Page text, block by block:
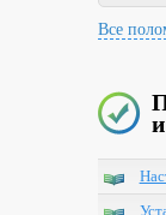
Все